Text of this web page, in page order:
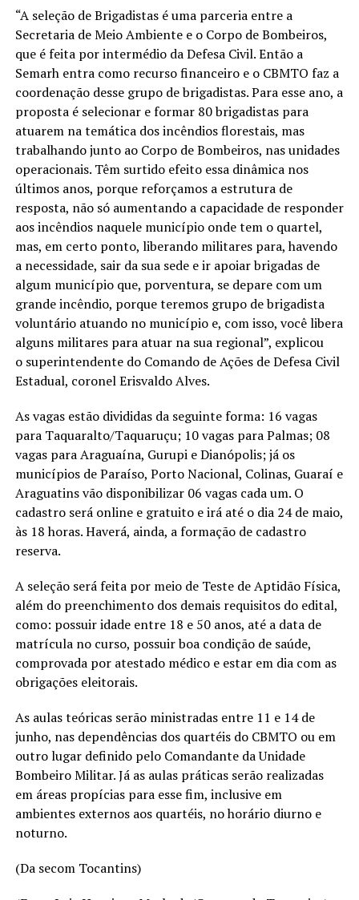
“A seleção de Brigadistas é uma parceria entre a
Secretaria de Meio Ambiente e o Corpo de Bombeiros,
que é feita por intermédio da Defesa Civil. Então a
Semarh entra como recurso financeiro e o CBMTO faz a
coordenação desse grupo de brigadistas. Para esse ano, a
proposta é selecionar e formar 80 brigadistas para
atuarem na temática dos incêndios florestais, mas
trabalhando junto ao Corpo de Bombeiros, nas unidades
operacionais. Têm surtido efeito essa dinâmica nos
últimos anos, porque reforçamos a estrutura de
resposta, não só aumentando a capacidade de responder
aos incêndios naquele município onde tem o quartel,
mas, em certo ponto, liberando militares para, havendo
a necessidade, sair da sua sede e ir apoiar brigadas de
algum município que, porventura, se depare com um
grande incêndio, porque teremos grupo de brigadista
voluntário atuando no município e, com isso, você libera
alguns militares para atuar na sua regional”, explicou
o superintendente do Comando de Ações de Defesa Civil
Estadual, coronel Erisvaldo Alves.
As vagas estão divididas da seguinte forma: 16 vagas
para Taquaralto/Taquaruçu; 10 vagas para Palmas; 08
vagas para Araguaína, Gurupi e Dianópolis; já os
municípios de Paraíso, Porto Nacional, Colinas, Guaraí e
Araguatins vão disponibilizar 06 vagas cada um. O
cadastro será online e gratuito e irá até o dia 24 de maio,
às 18 horas. Haverá, ainda, a formação de cadastro
reserva.
A seleção será feita por meio de Teste de Aptidão Física,
além do preenchimento dos demais requisitos do edital,
como: possuir idade entre 18 e 50 anos, até a data de
matrícula no curso, possuir boa condição de saúde,
comprovada por atestado médico e estar em dia com as
obrigações eleitorais.
As aulas teóricas serão ministradas entre 11 e 14 de
junho, nas dependências dos quartéis do CBMTO ou em
outro lugar definido pelo Comandante da Unidade
Bombeiro Militar. Já as aulas práticas serão realizadas
em áreas propícias para esse fim, inclusive em
ambientes externos aos quartéis, no horário diurno e
noturno.
(Da secom Tocantins)